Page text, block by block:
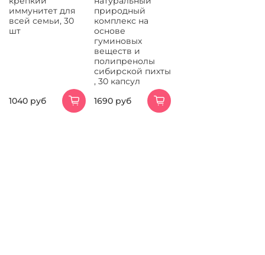
иммунитет для
всей семьи, 30
шт
1040 руб
природный
комплекс на
основе
гуминовых
веществ и
полипренолы
сибирской пихты
, 30 капсул
1690 руб